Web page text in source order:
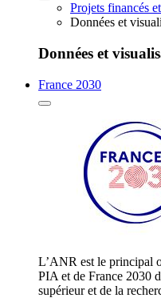
Projets financés
Données et
Données et
France 2030
L’ANR est le principal
PIA et de France 2030
supérieur et de la